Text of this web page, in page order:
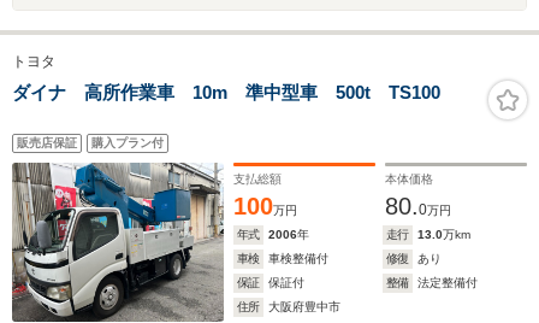
トヨタ
ダイナ 高所作業車 10m 準中型車 500t TS100
販売店保証 購入プラン付
支払総額
100万円
本体価格
80.0万円
年式
2006年 走行 13.0万km
車検
車検整備付 修復
あり
保証
保証付 整備
法定整備付
住所
大阪府豊中市